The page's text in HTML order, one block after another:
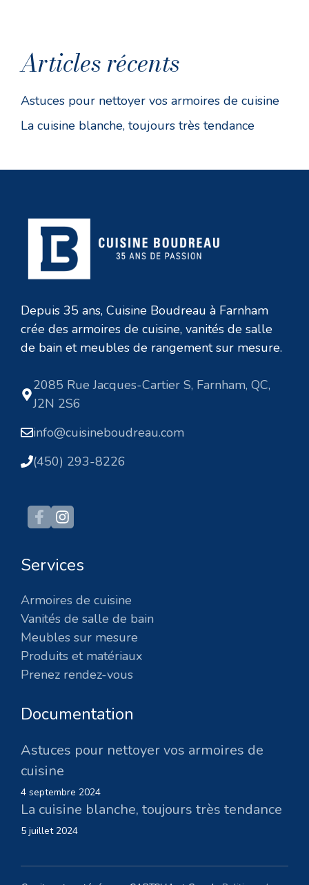
Articles récents
Astuces pour nettoyer vos armoires de cuisine
La cuisine blanche, toujours très tendance
Depuis 35 ans, Cuisine Boudreau à Farnham
crée des armoires de cuisine, vanités de salle
de bain et meubles de rangement sur mesure.
2085 Rue Jacques-Cartier S, Farnham, QC,
J2N 2S6
info@cuisineboudreau.com
(450) 293-8226
Services
Armoires de cuisine
Vanités de salle de bain
Meubles sur mesure
Produits et matériaux
Prenez rendez-vous
Documentation
Astuces pour nettoyer vos armoires de
cuisine
4 septembre 2024
La cuisine blanche, toujours très tendance
5 juillet 2024